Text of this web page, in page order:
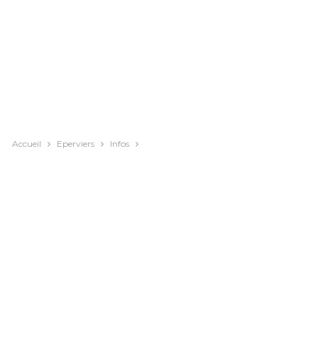
Accueil Eperviers Infos